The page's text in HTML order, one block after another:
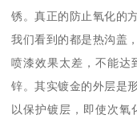
锈。真正的防止氧化的
我们看到的都是热沟盖
喷漆效果太差，不能达
锌。其实镀金的外层是
以保护镀层，即使次